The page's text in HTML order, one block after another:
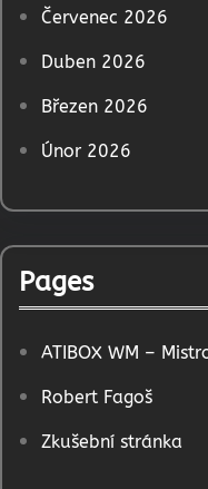
Červenec 2026
Duben 2026
Březen 2026
Únor 2026
Pages
ATIBOX WM –
Robert Fagoš
Zkušební stránka